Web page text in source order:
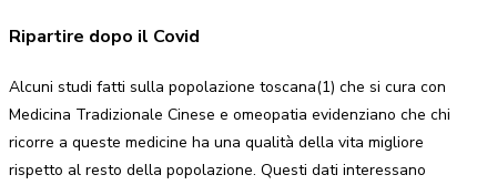
Ripartire dopo il Covid
Alcuni studi fatti sulla popolazione toscana(1) che si cura con
Medicina Tradizionale Cinese e omeopatia evidenziano che chi
ricorre a queste medicine ha una qualità della vita migliore
rispetto al resto della popolazione. Questi dati interessano